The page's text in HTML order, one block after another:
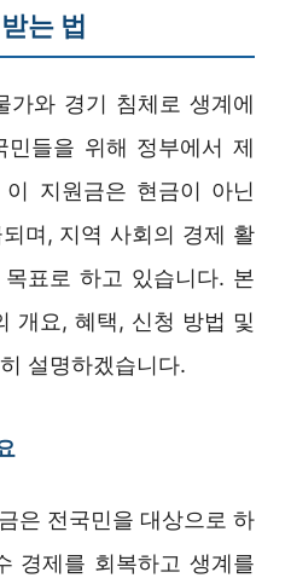
는 법
가와 경기 침체로 생계에
들을 위해 정부에서 제
지원금은 현금이 아닌
며, 지역 사회의 경제 활
표로 하고 있습니다. 본
개요, 혜택, 신청 방법 및
설명하겠습니다.
은 전국민을 대상으로 하
경제를 회복하고 생계를